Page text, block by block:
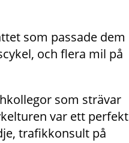
som passade dem
och flera mil på
som strävar
var ett perfekt
trafikkonsult på